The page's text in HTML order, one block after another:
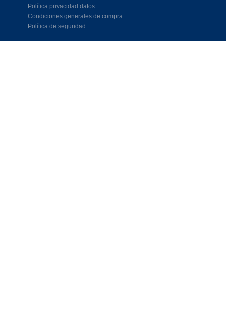
Política privacidad datos
Condiciones generales de compra
Política de seguridad